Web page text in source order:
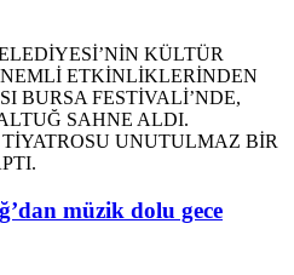
müzik dolu gece